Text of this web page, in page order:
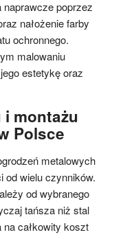
naprawcze poprzez
nałożenie farby
ochronnego.
malowaniu
estetykę oraz
montażu
Polsce
metalowych
od wielu czynników.
od wybranego
tańsza niż stal
całkowity koszt